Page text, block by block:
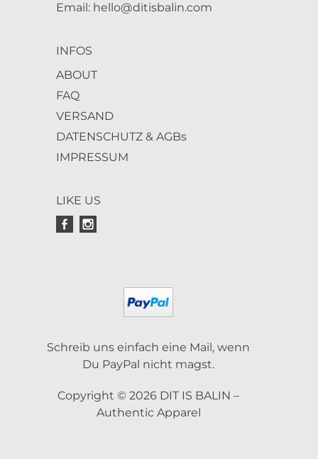
Email: hello@ditisbalin.com
INFOS
ABOUT
FAQ
VERSAND
DATENSCHUTZ & AGBs
IMPRESSUM
LIKE US
Schreib uns einfach eine Mail, wenn
Du PayPal nicht magst.
Copyright © 2026 DIT IS BALIN –
Authentic Apparel